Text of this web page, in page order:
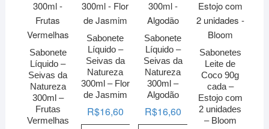
Sabonete
Líquido –
Seivas da
Natureza
300ml –
Frutas
Vermelhas
Sabonete
Líquido –
Seivas da
Natureza
300ml – Flor
de Jasmim
R$16,60
Sabonete
Líquido –
Seivas da
Natureza
300ml –
Algodão
R$16,60
Sabonetes
Leite de
Coco 90g
cada –
Estojo com
2 unidades
– Bloom